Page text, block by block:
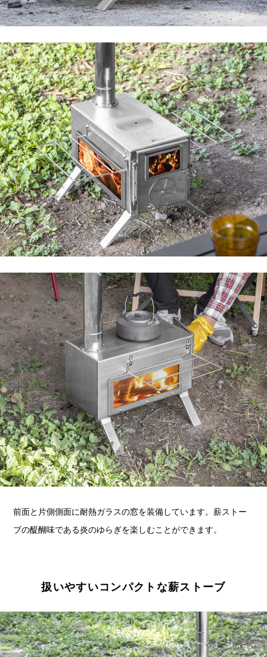
前面と片側側面に耐熱ガラスの窓を装備しています。薪ストー
ブの醍醐味である炎のゆらぎを楽しむことができます。
扱いやすいコンパクトな薪ストーブ